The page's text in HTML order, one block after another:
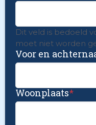
Dit veld is bedoeld
moet niet worden
Voor en
Woonplaats*